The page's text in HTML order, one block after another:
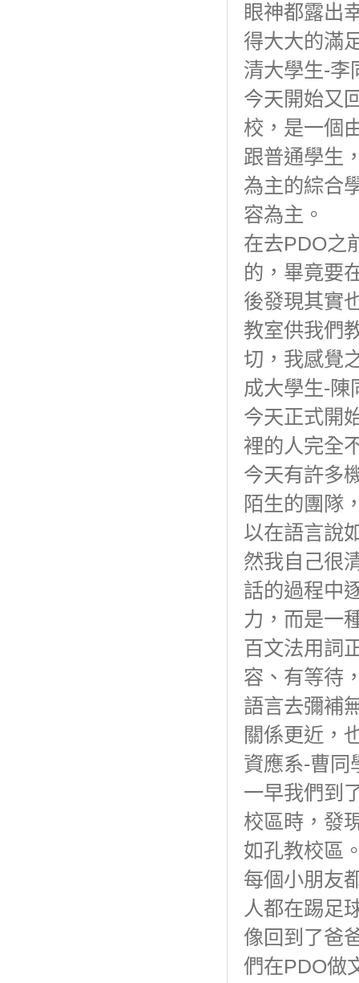
眼神都露出
得大大的滿
清大學生-李
今天開始又
校，是一個
跟普通學生
為主的綜合
容為主。
在去PDO之
的，畢竟要
後發現其實
教室供我們
切，我感覺
成大學生-陳
今天正式開
裡的人完全
今天有許多
陌生的團隊
以在語言說
然我自己很
話的過程中
力，而是一
百文法用詞
容、有等待
語言去彌補
關係更近，
資應系-曹同
一早我們到
校區時，發
如孔教校區
每個小朋友
人都在踢足
像回到了爸
們在PDO做